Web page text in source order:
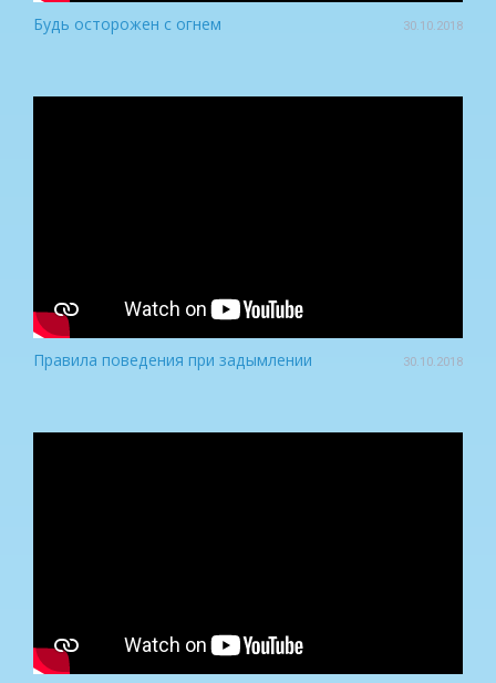
Будь осторожен с огнем 30.10.2018
Правила поведения при задымлении 30.10.2018